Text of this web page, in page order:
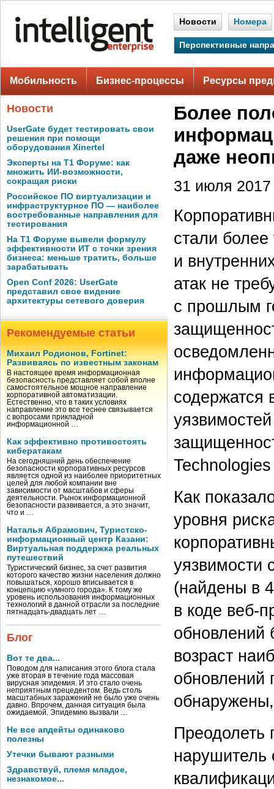
Новости Номера
Перспективные
Мобильность Бизнес-процессы Ресурсы
Новости
UserGate будет тестировать свои
решения при помощи
оборудования Xinertel
Эксперты на Т1 Форуме: как
множить ИИ-возможности,
сокращая риски
Российское ПО виртуализации и
инфраструктурное ПО — наиболее
востребованные направления для
тестирования
На Т1 Форуме вывели формулу
эффективности ИТ с точки зрения
бизнеса: меньше тратить, больше
зарабатывать
Open Conf 2026: UserGate
представил свое видение
архитектуры сетевого доверия
Рекомендуемые статьи
Михаил Родионов, Fortinet:
Развиваясь по известным законам
В настоящее время информационная
безопасность представляет собой вполне
самостоятельное мощное направление
корпоративной автоматизации.
Естественно, что в таких условиях
направление это все теснее связывается
с вопросами прикладной
информационной …
Как эффективно противостоять
кибератакам
На сегодняшний день обеспечение
безопасности корпоративных ресурсов
является одной из наиболее приоритетных
целей для любой компании вне
зависимости от масштабов и сферы
деятельности. Рынок информационной
безопасности развивается, а это значит,
что и …
Наталья Абрамович, Туристско-
информационный центр Казани:
Виртуальная поддержка реальных
путешествий
Туристический бизнес, за счет развития
которого качество жизни населения должно
повышаться, хорошо вписывается в
концепцию «умного города». К тому же
уровень использования информационных
технологий в данной отрасли за последние
пятнадцать-двадцать лет …
Блог
Вот те два...
Поводом для написания этого блога стала
уже вторая в течение года массовая
вирусная эпидемия. И это стало очень
неприятным прецедентом. Ведь столь
масштабных заражений не было уже очень
давно. Впрочем, данная ситуация была
ожидаемой. Эпидемию вызвали …
Не все апдейты одинаково
полезны
Утечки бывают разными
Здравствуй, племя младое,
незнакомое...
Более
даже
31 июля 2017
стали
и
атак не
с прошлым
содержатся
Как
уровня
уязвимости
(найдены в
в коде веб-
обновлений
возраст
обновлений
Преодолеть
нарушитель